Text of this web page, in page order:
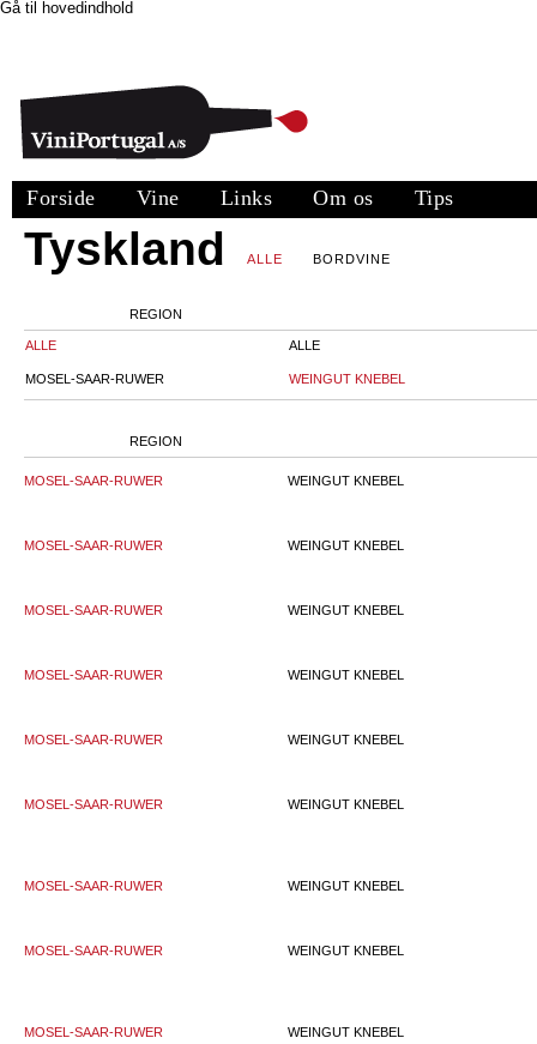
Gå til hovedindhold
Forside Vine Links Om os Tips
Tyskland ALLE BORDVINE
REGION
ALLE
MOSEL-SAAR-RUWER
ALLE
WEINGUT KNEBEL
REGION
MOSEL-SAAR-RUWER WEINGUT KNEBEL
MOSEL-SAAR-RUWER WEINGUT KNEBEL
MOSEL-SAAR-RUWER WEINGUT KNEBEL
MOSEL-SAAR-RUWER WEINGUT KNEBEL
MOSEL-SAAR-RUWER WEINGUT KNEBEL
MOSEL-SAAR-RUWER WEINGUT KNEBEL
MOSEL-SAAR-RUWER WEINGUT KNEBEL
MOSEL-SAAR-RUWER WEINGUT KNEBEL
MOSEL-SAAR-RUWER WEINGUT KNEBEL